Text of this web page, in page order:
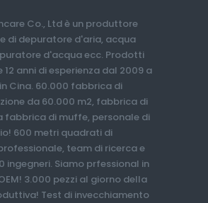
Co., Ltd è un produttore
di depuratore d'aria, acqua
d'acqua ecc. Prodotti
anni di esperienza dal 2009 a
Cina. 60.000 fabbrica di
da 60.000 m2, fabbrica di
fabbrica di muffe, personale di
600 metri quadrati di
team di ricerca e
ingegneri. Siamo prfessional in
3.000 pezzi al giorno della
Test di invecchiamento